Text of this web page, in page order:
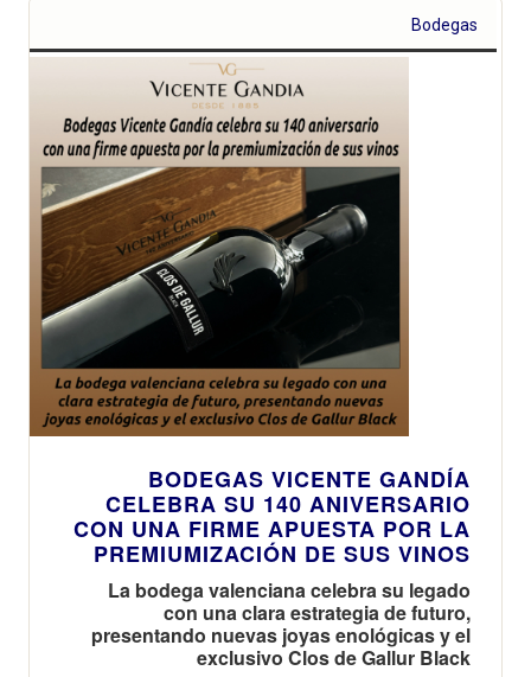
Bodegas
BODEGAS VICENTE GANDÍA
CELEBRA SU 140 ANIVERSARIO
CON UNA FIRME APUESTA POR LA
PREMIUMIZACIÓN DE SUS VINOS
La bodega valenciana celebra su legado
con una clara estrategia de futuro,
presentando nuevas joyas enológicas y el
exclusivo Clos de Gallur Black